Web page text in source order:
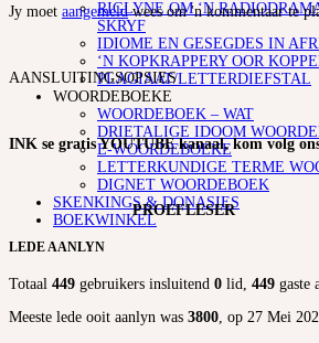
RIGLYNE OM ‘N
SKRYF
IDIOME EN GESEGDES IN
‘N KOPKRAPPERY OOR
PLAGIAAT/LETTERDIEFSTAL
WOORDEBOEKE
WOORDEBOEK – WAT
DRIETALIGE IDOOM
E-WOORDEBOEKE
LETTERKUNDIGE TERME
DIGNET WOORDEBOEK
SKENKINGS & DONASIES
BOEKWINKEL
Jy moet aangemeldwees om 'n kommentaar te
AANSLUITINGSOPSIES
INK se gratis YOUTUBE kanaal, kom volg
PROEFLESER
LEDE AANLYN
Totaal 449 gebruikers insluitend 0 lid, 449 gaste
Meeste lede ooit aanlyn was 3800, op 27 Mei